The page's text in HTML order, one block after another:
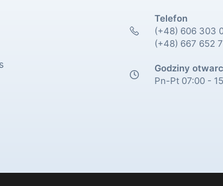
Telefon
(+48) 606 303
(+48) 667 652
Godziny
Pn-Pt 07:00 -